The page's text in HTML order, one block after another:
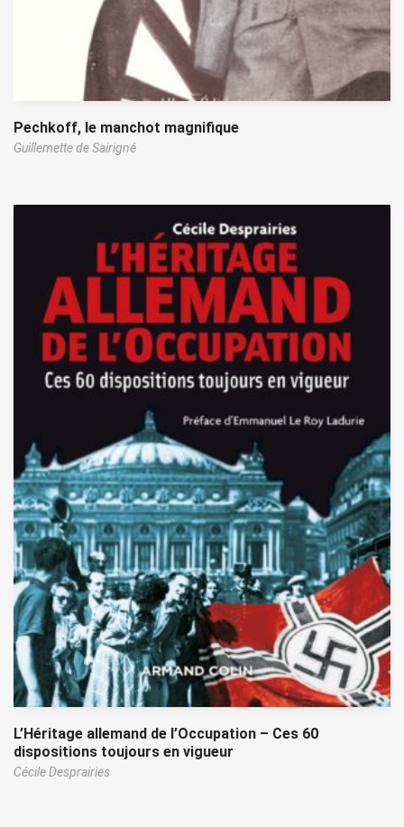
Pechkoff, le manchot magnifique
Guillemette de Sairigné
L’Héritage allemand de l’Occupation – Ces 60
dispositions toujours en vigueur
Cécile Desprairies